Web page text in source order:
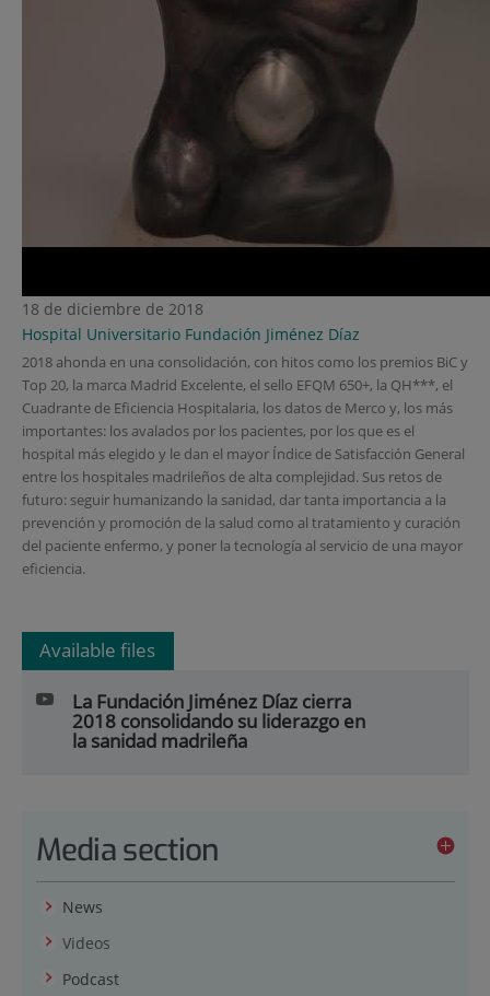
18 de diciembre de 2018
Hospital Universitario Fundación Jiménez Díaz
2018 ahonda en una consolidación, con hitos como los premios BiC y
Top 20, la marca Madrid Excelente, el sello EFQM 650+, la QH***, el
Cuadrante de Eficiencia Hospitalaria, los datos de Merco y, los más
importantes: los avalados por los pacientes, por los que es el
hospital más elegido y le dan el mayor Índice de Satisfacción General
entre los hospitales madrileños de alta complejidad. Sus retos de
futuro: seguir humanizando la sanidad, dar tanta importancia a la
prevención y promoción de la salud como al tratamiento y curación
del paciente enfermo, y poner la tecnología al servicio de una mayor
eficiencia.
Available files
La Fundación Jiménez Díaz cierra
2018 consolidando su liderazgo en
la sanidad madrileña
Media section
News
Videos
Podcast